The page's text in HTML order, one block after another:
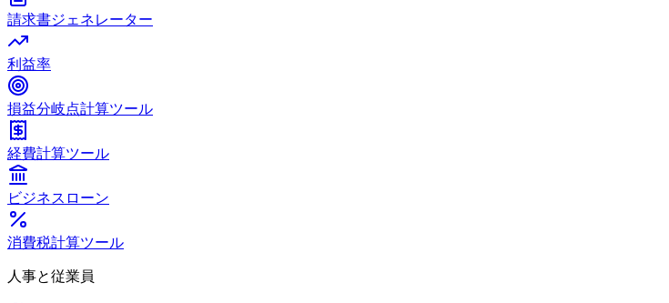
請求書ジェネレーター
利益率
損益分岐点計算ツール
経費計算ツール
ビジネスローン
消費税計算ツール
人事と従業員